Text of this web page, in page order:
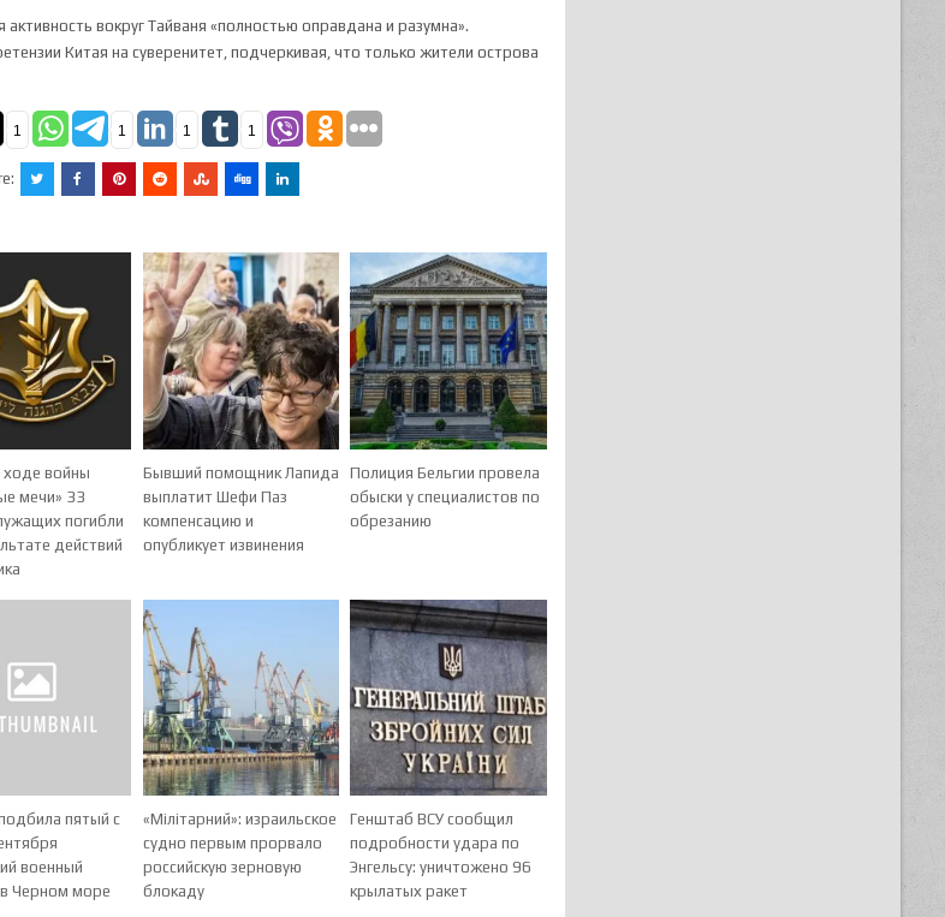
вокруг Тайваня «полностью оправдана и разумна».
Китая на суверенитет, подчеркивая, что только жители острова
1 1 1 1
войны
мечи» 33
погибли
действий
Бывший помощник Лапида
выплатит Шефи Паз
компенсацию и
опубликует извинения
Полиция Бельгии провела
обыски у специалистов по
обрезанию
пятый с
военный
Черном море
«Мілітарний»: израильское
судно первым прорвало
российскую зерновую
блокаду
Генштаб ВСУ сообщил
подробности удара по
Энгельсу: уничтожено 96
крылатых ракет